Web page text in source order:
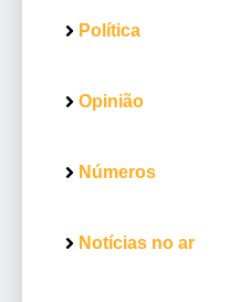
Política
Opinião
Números
Notícias no ar